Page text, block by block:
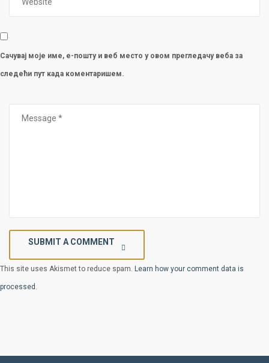
Сачувај моје име, е-пошту и веб место у овом прегледачу веба за
следећи пут када коментаришем.
SUBMIT A COMMENT
This site uses Akismet to reduce spam. Learn how your comment data is
processed.